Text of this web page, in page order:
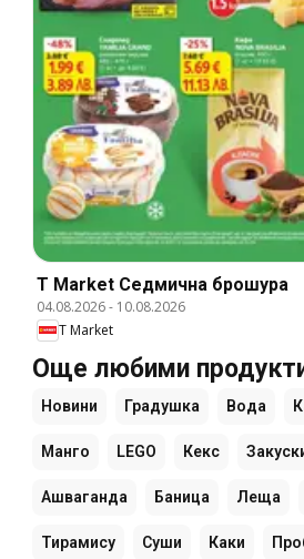
T Market Cедмична брошура
04.08.2026- 10.08.2026
T Market
Още любими
Новини Градушка Вода
Манго LEGO Кекс
Ашваганда Баница Леща
Тирамису Суши Каки